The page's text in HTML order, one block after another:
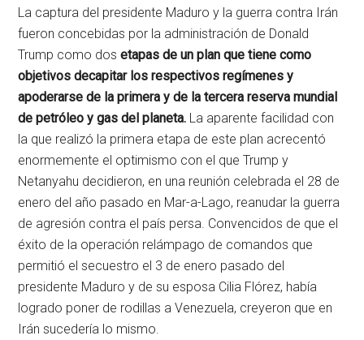
La captura del presidente Maduro y la guerra contra Irán
fueron concebidas por la administración de Donald
Trump como dosetapas de un plan que tiene como
objetivos decapitar los respectivos regímenes y
apoderarse de la primera y de la tercera reserva mundial
de petróleo y gas del planeta. La aparente facilidad con
la que realizó la primera etapa de este plan acrecentó
enormemente el optimismo con el que Trump y
Netanyahu decidieron, en una reunión celebrada el 28 de
enero del año pasado en Mar-a-Lago, reanudar la guerra
de agresión contra el país persa. Convencidos de que el
éxito de la operación relámpago de comandos que
permitió el secuestro el 3 de enero pasado del
presidente Maduro y de su esposa Cilia Flórez, había
logrado poner de rodillas a Venezuela, creyeron que en
Irán sucedería lo mismo.